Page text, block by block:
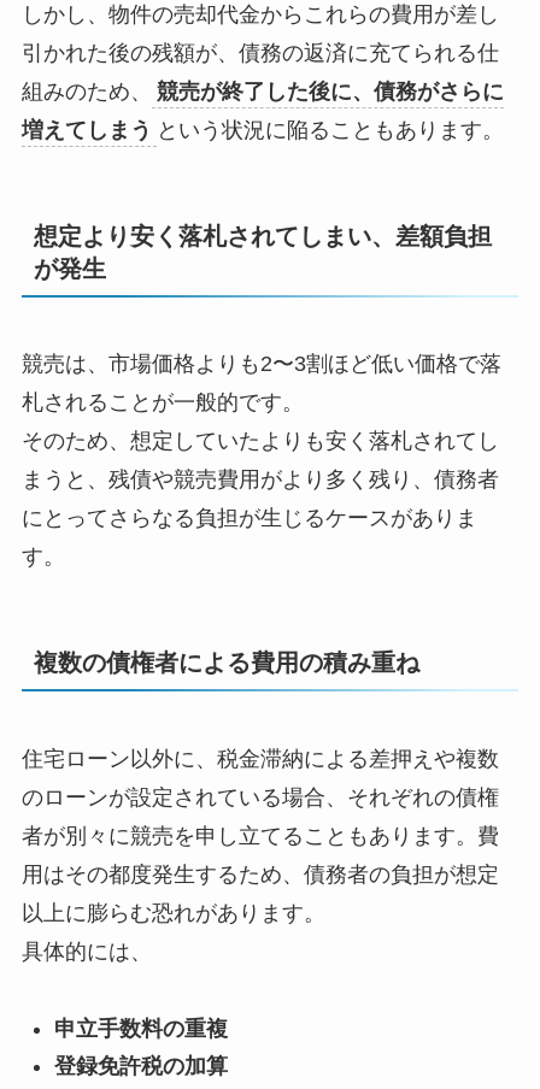
しかし、物件の売却代金からこれらの費用が差し
引かれた後の残額が、債務の返済に充てられる仕
組みのため、
競売が終了した後に、債務がさらに
増えてしまう という状況に陥ることもあります。
想定より安く落札されてしまい、差額負担
が発生
競売は、市場価格よりも2〜3割ほど低い価格で落
札されることが一般的です。
そのため、想定していたよりも安く落札されてし
まうと、残債や競売費用がより多く残り、債務者
にとってさらなる負担が生じるケースがありま
す。
複数の債権者による費用の積み重ね
住宅ローン以外に、税金滞納による差押えや複数
のローンが設定されている場合、それぞれの債権
者が別々に競売を申し立てることもあります。費
用はその都度発生するため、債務者の負担が想定
以上に膨らむ恐れがあります。
具体的には、
申立手数料の重複
登録免許税の加算